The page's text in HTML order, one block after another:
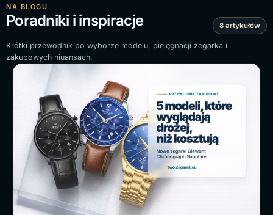
NA BLOGU
Poradniki i inspiracje 8 artykułów
Krótki przewodnik po wyborze modelu, pielęgnacji zegarka i
zakupowych niuansach.